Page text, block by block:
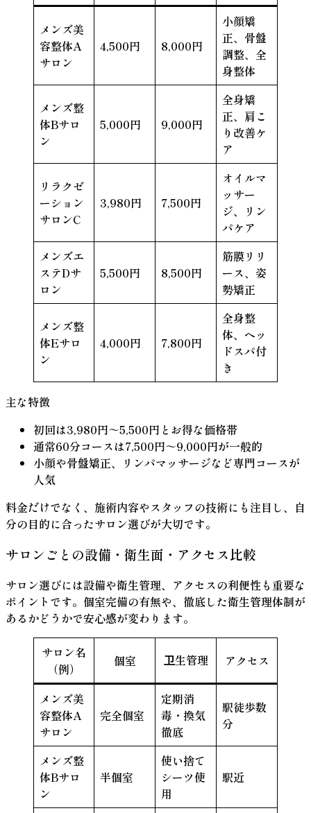
メンズ美
容整体A
サロン
4,500円 8,000円
小顔矯
正、骨盤
調整、全
身整体
メンズ整
体Bサロ
ン
5,000円 9,000円
全身矯
正、肩こ
り改善ケ
ア
リラクゼ
ーション
サロンC
3,980円 7,500円
オイルマ
ッサー
ジ、リン
パケア
メンズエ
ステDサ
ロン
5,500円 8,500円
筋膜リリ
ース、姿
勢矯正
メンズ整
体Eサロ
ン
4,000円 7,800円
全身整
体、ヘッ
ドスパ付
き
主な特徴
初回は3,980円～5,500円 とお得な価格帯
通常60分コースは7,500円～9,000円が一般的
小顔や骨盤矯正、リンパマッサージなど専門コースが
人気
料金だけでなく、施術内容やスタッフの技術にも注目し、自
分の目的に合ったサロン選びが大切です。
サロンごとの設備・衛生面・アクセス比較
サロン選びには設備や衛生管理、アクセスの利便性も重要な
ポイントです。個室完備の有無や、徹底した衛生管理体制が
あるかどうかで安心感が変わります。
サロン名
（例）
個室 卫生管理 アクセス
メンズ美
容整体A
サロン
完全個室
定期消
毒・換気
徹底
駅徒歩数
分
メンズ整
体Bサロ
ン
半個室
使い捨て
シーツ使
用
駅近